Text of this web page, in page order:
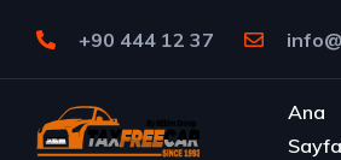
+90 444 12 37
Ana
Sayfa